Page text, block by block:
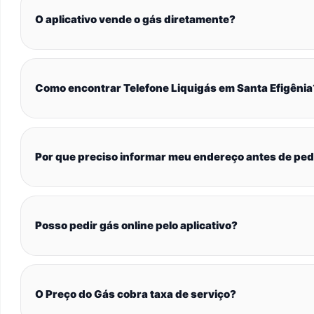
O aplicativo vende o gás diretamente?
Como encontrar Telefone Liquigás em Santa
Por que preciso informar meu endereço antes de
Posso pedir gás online pelo aplicativo?
O Preço do Gás cobra taxa de serviço?